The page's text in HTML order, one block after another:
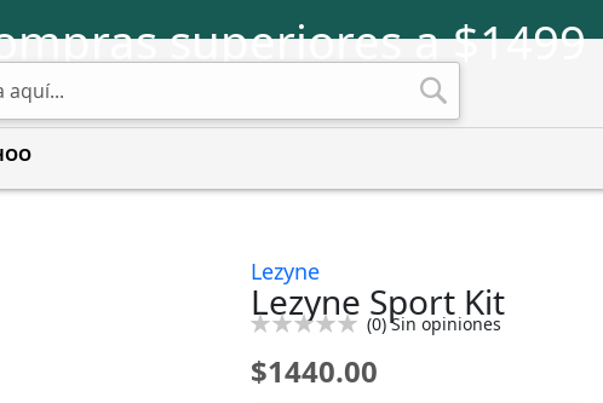
superiores a $1499
Buscar
Lezyne
Lezyne Sport Kit
Calificación:
(0)Sin opiniones
$1440.00